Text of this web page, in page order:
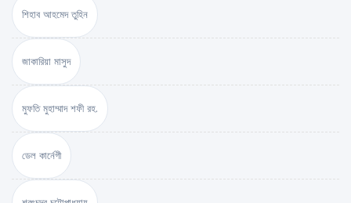
শিহাব আহমেদ তুহিন
জাকারিয়া মাসুদ
মুফতি মুহাম্মাদ শফী রহ.
ডেল কার্নেগী